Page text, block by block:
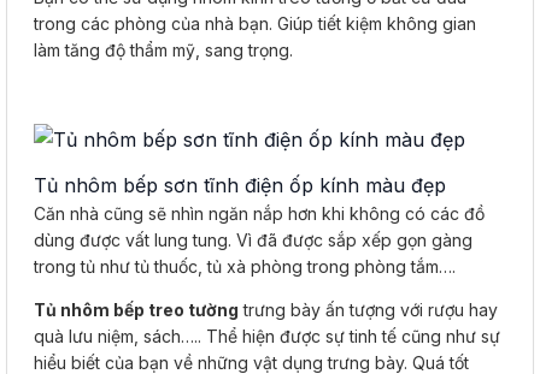
trong các phòng của nhà bạn. Giúp tiết kiệm không gian
làm tăng độ thẩm mỹ, sang trọng.
Tủ nhôm bếp sơn tĩnh điện ốp kính màu đẹp
Căn nhà cũng sẽ nhìn ngăn nắp hơn khi không có các đồ
dùng được vất lung tung. Vì đã được sắp xếp gọn gàng
trong tủ như tủ thuốc, tủ xà phòng trong phòng tắm….
Tủ nhôm bếp treo tường trưng bày ấn tượng với rượu hay
quà lưu niệm, sách….. Thể hiện được sự tinh tế cũng như sự
hiểu biết của bạn về những vật dụng trưng bày. Quá tốt